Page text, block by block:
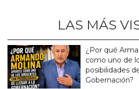
LAS MÁS
¿Por qué
como uno de
posibilidades
Gobernación?